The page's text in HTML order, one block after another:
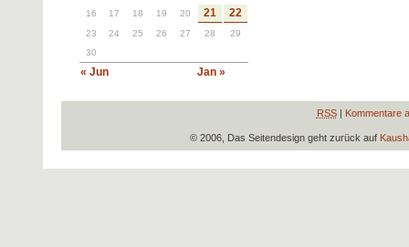
« Jun Jan »
16
17 18 19 20 21 22
23 24 25 26 27 28
29
30
RSS| Kommentare
© 2006, Das Seitendesign geht zurück auf